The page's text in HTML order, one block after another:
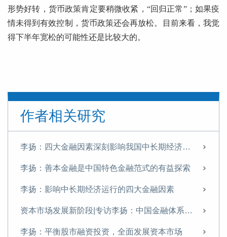
形势好转，货币政策肯定要稍微收紧，“回归正常”；如果疫
情未得到有效控制，货币政策还会再放松。目前来看，我觉
得下半年宽松的可能性还是比较大的。
作者相关研究
李扬：四大金融因素深刻影响我国中长期经济运行
李扬：善本金融是中国特色金融范式的有益探索
李扬：影响中长期经济运行的四大金融因素
资本市场发展新阶段|专访李扬：中国金融体系提质正当时
李扬：平衡股市融资投资，全面发展资本市场